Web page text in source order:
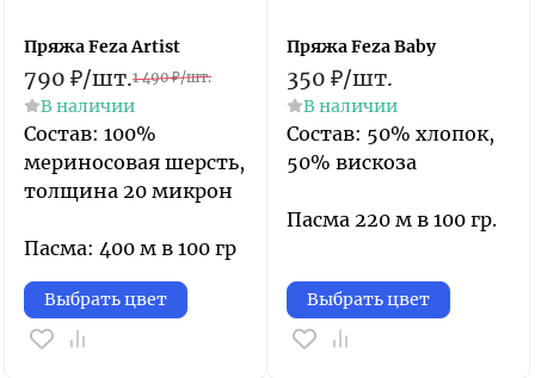
Пряжа Feza Artist
790 ₽/шт.1 490 ₽/шт.
В наличии
Состав: 100%
мериносовая шерсть,
толщина 20 микрон
Пасма: 400 м в 100 гр
Выбрать цвет
Пряжа Feza Baby
350 ₽/шт.
В наличии
Состав: 50% хлопок,
50% вискоза
Пасма 220 м в 100 гр.
Выбрать цвет